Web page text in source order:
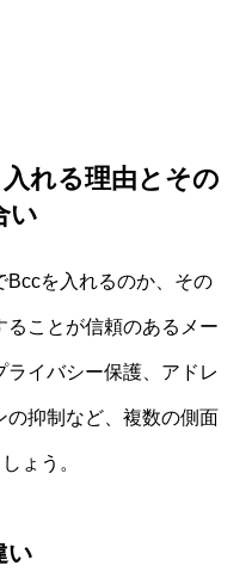
れる理由とその
い
Bccを入れるのか、その
ことが信頼のあるメー
ライバシー保護、アドレ
の抑制など、複数の側面
ょう。
い